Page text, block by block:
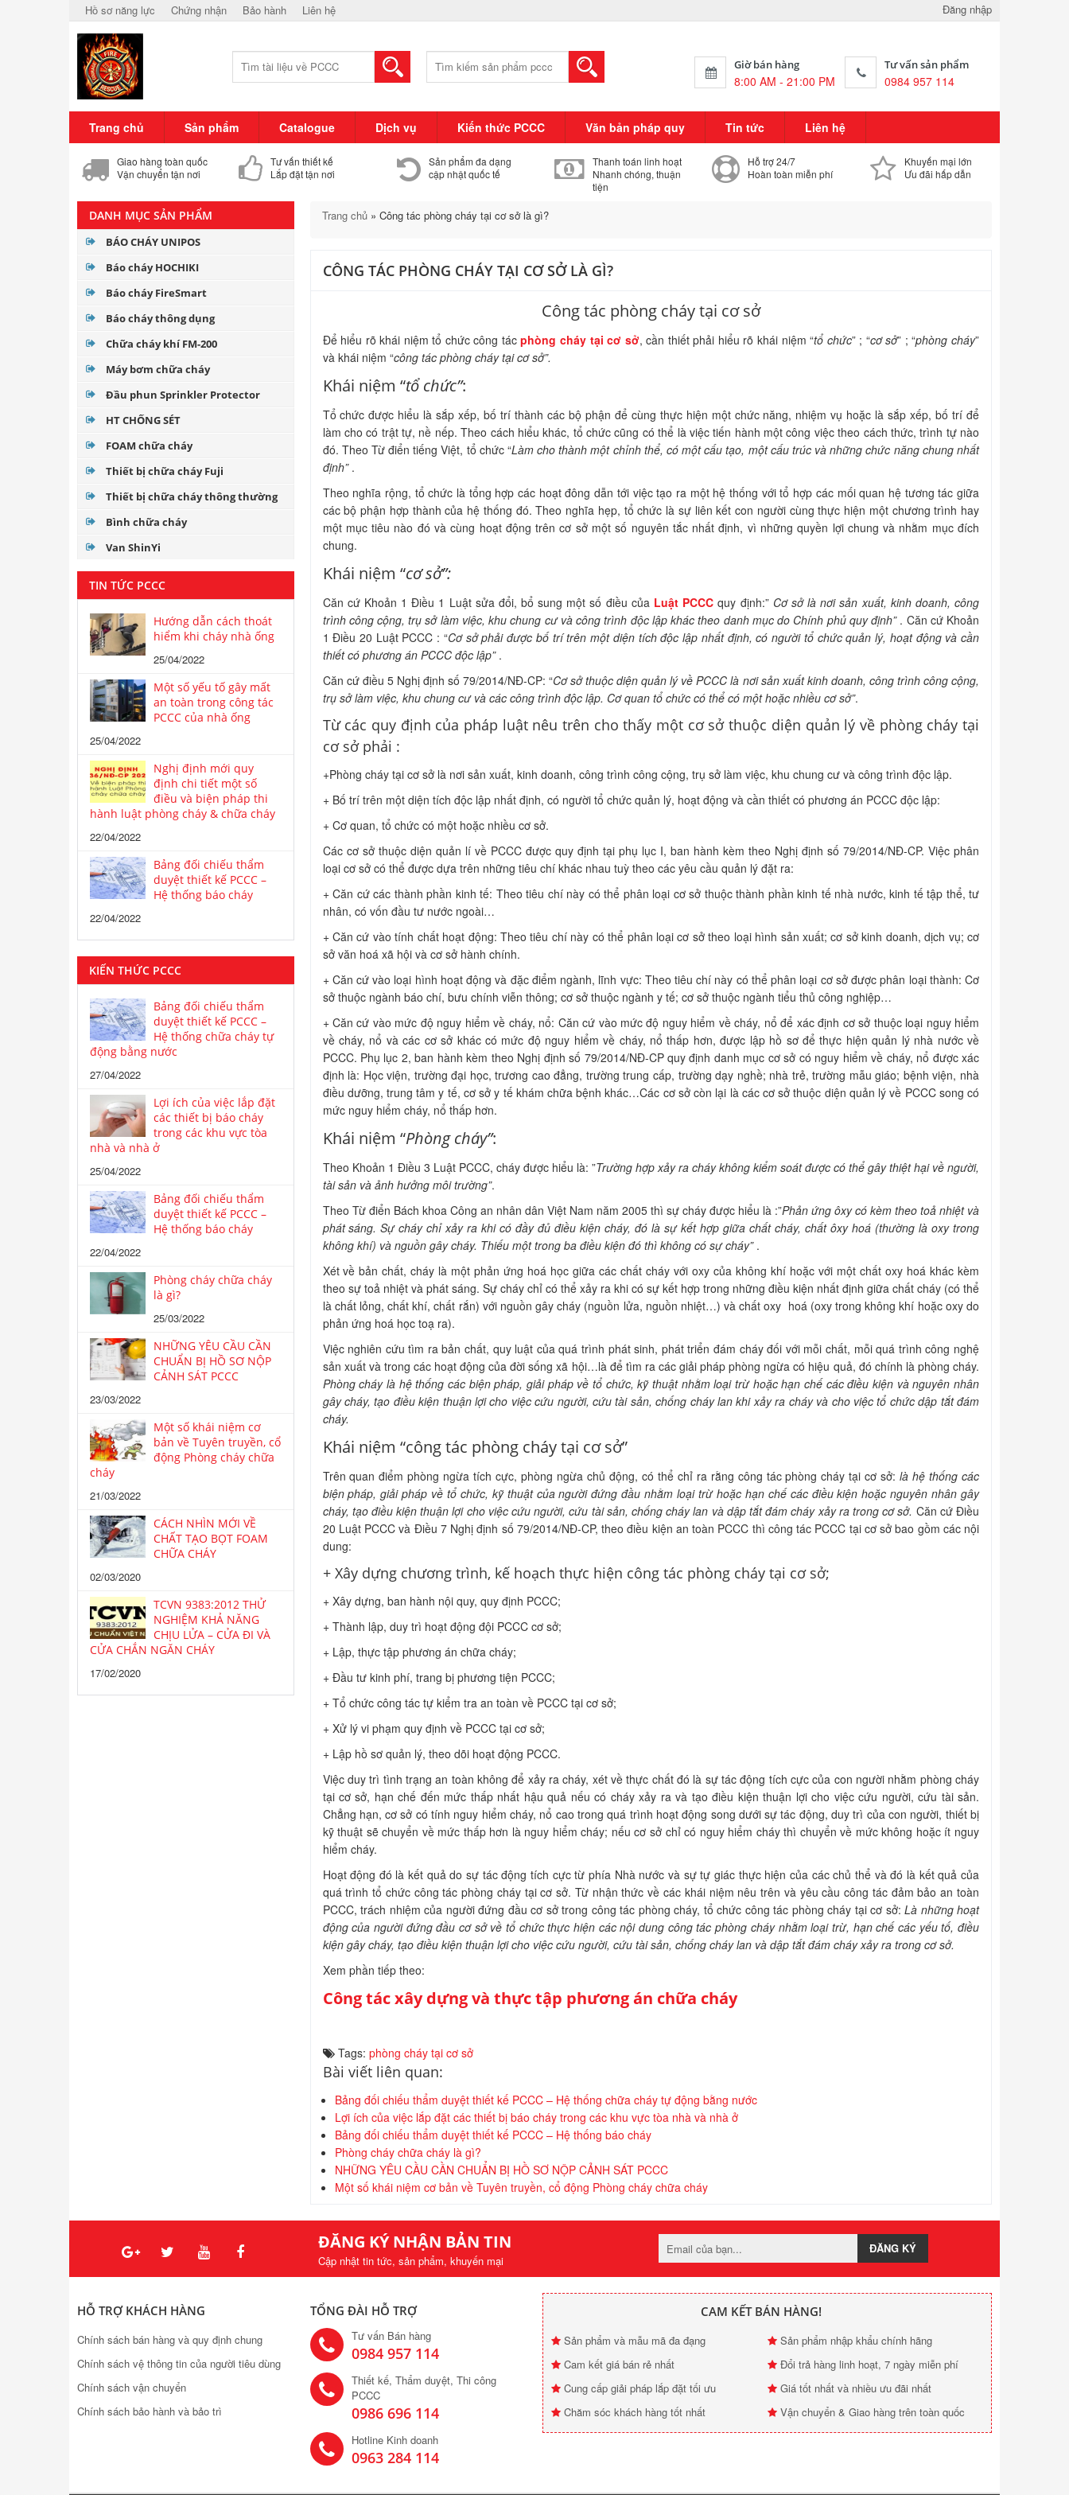
Hồ sơ năng lực Chứng nhận Bảo hành Liên hệ Đăng nhập
kiếm:
Giờ bán hàng
8:00 AM - 21:00 PM
Tư vấn sản phẩm
0984 957 114
Trang chủ Sản phẩm Catalogue Dịch vụ Kiến thức PCCC Văn bản pháp quy Tin tức Liên hệ
Giao hàng toàn quốc
Vận chuyển tận nơi
Tư vấn thiết kế
Lắp đặt tận nơi
Sản phẩm đa dạng
cập nhật quốc tế
Thanh toán linh hoạt
Nhanh chóng, thuận
tiện
Hỗ trợ 24/7
Hoàn toàn miễn phí
Khuyến mại lớn
Ưu đãi hấp dẫn
DANH MỤC SẢN PHẨM
BÁO CHÁY UNIPOS
Báo cháy HOCHIKI
Báo cháy FireSmart
Báo cháy thông dụng
Chữa cháy khí FM-200
Máy bơm chữa cháy
Đầu phun Sprinkler Protector
HT CHỐNG SÉT
FOAM chữa cháy
Thiết bị chữa cháy Fuji
Thiết bị chữa cháy thông thường
Bình chữa cháy
Van ShinYi
TIN TỨC PCCC
Hướng dẫn cách thoát
hiểm khi cháy nhà ống
25/04/2022
Một số yếu tố gây mất
an toàn trong công tác
PCCC của nhà ống
25/04/2022
Nghị định mới quy
định chi tiết một số
điều và biện pháp thi
hành luật phòng cháy & chữa cháy
22/04/2022
Bảng đối chiếu thẩm
duyệt thiết kế PCCC –
Hệ thống báo cháy
22/04/2022
KIẾN THỨC PCCC
Bảng đối chiếu thẩm
duyệt thiết kế PCCC –
Hệ thống chữa cháy tự
động bằng nước
27/04/2022
Lợi ích của việc lắp đặt
các thiết bị báo cháy
trong các khu vực tòa
nhà và nhà ở
25/04/2022
Bảng đối chiếu thẩm
duyệt thiết kế PCCC –
Hệ thống báo cháy
22/04/2022
Phòng cháy chữa cháy
là gì?
25/03/2022
NHỮNG YÊU CẦU CẦN
CHUẨN BỊ HỒ SƠ NỘP
CẢNH SÁT PCCC
23/03/2022
Một số khái niệm cơ
bản về Tuyên truyền, cổ
động Phòng cháy chữa
cháy
21/03/2022
CÁCH NHÌN MỚI VỀ
CHẤT TẠO BỌT FOAM
CHỮA CHÁY
02/03/2020
TCVN 9383:2012 THỬ
NGHIỆM KHẢ NĂNG
CHỊU LỬA – CỬA ĐI VÀ
CỬA CHẮN NGĂN CHÁY
17/02/2020
Trang chủ» Công tác phòng cháy tại cơ sở là gì?
CÔNG TÁC PHÒNG CHÁY TẠI CƠ SỞ LÀ GÌ?
Công tác phòng cháy tại cơ sở
Để hiểu rõ khái niệm tổ chức công tácphòng cháy tại cơ sở, cần thiết phải hiểu rõ khái niệm “tổ chức” ; “cơ sở” ; “phòng cháy”
và khái niệm “công tác phòng cháy tại cơ sở”.
Khái niệm “tổ chức”:
Tổ chức được hiểu là sắp xếp, bố trí thành các bộ phận để cùng thực hiện một chức năng, nhiệm vụ hoặc là sắp xếp, bố trí để
làm cho có trật tự, nề nếp. Theo cách hiểu khác, tổ chức cũng có thể là việc tiến hành một công việc theo cách thức, trình tự nào
đó. Theo Từ điển tiếng Việt, tổ chức “Làm cho thành một chỉnh thể, có một cấu tạo, một cấu trúc và những chức năng chung nhất
định” .
Theo nghĩa rộng, tổ chức là tổng hợp các hoạt đông dẫn tới việc tạo ra một hệ thống với tổ hợp các mối quan hệ tương tác giữa
các bộ phận hợp thành của hệ thống đó. Theo nghĩa hẹp, tổ chức là sự liên kết con người cùng thực hiện một chương trình hay
một mục tiêu nào đó và cùng hoạt động trên cơ sở một số nguyên tắc nhất định, vì những quyền lợi chung và nhằm mục đích
chung.
Khái niệm “cơ sở”:
Căn cứ Khoản 1 Điều 1 Luật sửa đổi, bổ sung một số điều củaLuật PCCC quy định:” Cơ sở là nơi sản xuất, kinh doanh, công
trình công cộng, trụ sở làm việc, khu chung cư và công trình độc lập khác theo danh mục do Chính phủ quy định”. Căn cứ Khoản
1 Điều 20 Luật PCCC : “Cơ sở phải được bố trí trên một diện tích độc lập nhất định, có người tổ chức quản lý, hoạt động và cần
thiết có phương án PCCC độc lập” .
Căn cứ điều 5 Nghị định số 79/2014/NĐ-CP: “Cơ sở thuộc diện quản lý về PCCC là nơi sản xuất kinh doanh, công trình công cộng,
trụ sở làm việc, khu chung cư và các công trình độc lập. Cơ quan tổ chức có thể có một hoặc nhiều cơ sở”.
Từ các quy định của pháp luật nêu trên cho thấy một cơ sở thuộc diện quản lý về phòng cháy tại
cơ sở phải :
+Phòng cháy tại cơ sở là nơi sản xuất, kinh doanh, công trình công cộng, trụ sở làm việc, khu chung cư và công trình độc lập.
+ Bố trí trên một diện tích độc lập nhất định, có người tổ chức quản lý, hoạt động và cần thiết có phương án PCCC độc lập:
+ Cơ quan, tổ chức có một hoặc nhiều cơ sở.
Các cơ sở thuộc diện quản lí về PCCC được quy định tại phụ lục I, ban hành kèm theo Nghị định số 79/2014/NĐ-CP. Việc phân
loại cơ sở có thể được dựa trên những tiêu chí khác nhau tuỳ theo các yêu cầu quản lý đặt ra:
+ Căn cứ các thành phần kinh tế: Theo tiêu chí này có thể phân loại cơ sở thuộc thành phần kinh tế nhà nước, kinh tế tập thể, tư
nhân, có vốn đầu tư nước ngoài…
+ Căn cứ vào tính chất hoạt động: Theo tiêu chí này có thể phân loại cơ sở theo loại hình sản xuất; cơ sở kinh doanh, dịch vụ; cơ
sở văn hoá xã hội và cơ sở hành chính.
+ Căn cứ vào loại hình hoạt động và đặc điểm ngành, lĩnh vực: Theo tiêu chí này có thể phân loại cơ sở được phân loại thành: Cơ
sở thuộc ngành báo chí, bưu chính viễn thông; cơ sở thuộc ngành y tế; cơ sở thuộc ngành tiểu thủ công nghiệp…
+ Căn cứ vào mức độ nguy hiểm về cháy, nổ: Căn cứ vào mức độ nguy hiểm về cháy, nổ để xác định cơ sở thuộc loại nguy hiểm
về cháy, nổ và các cơ sở khác có mức độ nguy hiểm về cháy, nổ thấp hơn, được lập hồ sơ để thực hiện quản lý nhà nước về
PCCC. Phụ lục 2, ban hành kèm theo Nghị định số 79/2014/NĐ-CP quy định danh mục cơ sở có nguy hiểm về cháy, nổ được xác
định là: Học viện, trường đại học, trương cao đẳng, trường trung cấp, trường dạy nghề; nhà trẻ, trường mẫu giáo; bệnh viện, nhà
điều dưỡng, trung tâm y tế, cơ sở y tế khám chữa bệnh khác…Các cơ sở còn lại là các cơ sở thuộc diện quản lý về PCCC song có
mức nguy hiểm cháy, nổ thấp hơn.
Khái niệm “Phòng cháy”:
Theo Khoản 1 Điều 3 Luật PCCC, cháy được hiểu là: ”Trường hợp xảy ra cháy không kiểm soát được có thể gây thiệt hại về người,
tài sản và ảnh hưởng môi trường”.
Theo Từ điển Bách khoa Công an nhân dân Việt Nam năm 2005 thì sự cháy được hiểu là :”Phản ứng ôxy có kèm theo toả nhiệt và
phát sáng. Sự cháy chỉ xảy ra khi có đầy đủ điều kiện cháy, đó là sự kết hợp giữa chất cháy, chất ôxy hoá (thường là oxy trong
không khí) và nguồn gây cháy. Thiếu một trong ba điều kiện đó thì không có sự cháy” .
Xét về bản chất, cháy là một phản ứng hoá học giữa các chất cháy với oxy của không khí hoặc với một chất oxy hoá khác kèm
theo sự toả nhiệt và phát sáng. Sự cháy chỉ có thể xảy ra khi có sự kết hợp trong những điều kiện nhất định giữa chất cháy (có thể
là chất lỏng, chất khí, chất rắn) với nguồn gây cháy (nguồn lửa, nguồn nhiệt…) và chất oxy hoá (oxy trong không khí hoặc oxy do
phản ứng hoá học toạ ra).
Việc nghiên cứu tìm ra bản chất, quy luật của quá trình phát sinh, phát triển đám cháy đối với mỗi chất, mỗi quá trình công nghệ
sản xuất và trong các hoạt động của đời sống xã hội…là để tìm ra các giải pháp phòng ngừa có hiệu quả, đó chính là phòng cháy.
Phòng cháy là hệ thống các biện pháp, giải pháp về tổ chức, kỹ thuật nhằm loại trừ hoặc hạn chế các điều kiện và nguyên nhân
gây cháy, tạo điều kiện thuận lợi cho việc cứu người, cứu tài sản, chống cháy lan khi xảy ra cháy và cho việc tổ chức dập tắt đám
cháy.
Khái niệm “công tác phòng cháy tại cơ sở”
Trên quan điểm phòng ngừa tích cực, phòng ngừa chủ động, có thể chỉ ra rằng công tác phòng cháy tại cơ sở:là hệ thống các
biện pháp, giải pháp về tổ chức, kỹ thuật của người đứng đầu nhằm loại trừ hoặc hạn chế các điều kiện hoặc nguyên nhân gây
cháy, tạo điều kiện thuận lợi cho việc cứu người, cứu tài sản, chống cháy lan và dập tắt đám cháy xảy ra trong cơ sở. Căn cứ Điều
20 Luật PCCC và Điều 7 Nghị định số 79/2014/NĐ-CP, theo điều kiện an toàn PCCC thì công tác PCCC tại cơ sở bao gồm các nội
dung:
+ Xây dựng chương trình, kế hoạch thực hiện công tác phòng cháy tại cơ sở;
+ Xây dựng, ban hành nội quy, quy định PCCC;
+ Thành lập, duy trì hoạt động đội PCCC cơ sở;
+ Lập, thực tập phương án chữa cháy;
+ Đầu tư kinh phí, trang bị phương tiện PCCC;
+ Tổ chức công tác tự kiểm tra an toàn về PCCC tại cơ sở;
+ Xử lý vi phạm quy định về PCCC tại cơ sở;
+ Lập hồ sơ quản lý, theo dõi hoạt động PCCC.
Việc duy trì tình trạng an toàn không để xảy ra cháy, xét về thực chất đó là sự tác động tích cực của con người nhằm phòng cháy
tại cơ sở, hạn chế đến mức thấp nhất hậu quả nếu có cháy xảy ra và tạo điều kiện thuận lợi cho việc cứu người, cứu tài sản.
Chẳng hạn, cơ sở có tính nguy hiểm cháy, nổ cao trong quá trình hoạt động song dưới sự tác động, duy trì của con người, thiết bị
kỹ thuật sẽ chuyển về mức thấp hơn là nguy hiểm cháy; nếu cơ sở chỉ có nguy hiểm cháy thì chuyển về mức không hoặc ít nguy
hiểm cháy.
Hoạt động đó là kết quả do sự tác động tích cực từ phía Nhà nước và sự tự giác thực hiện của các chủ thể và đó là kết quả của
quá trình tổ chức công tác phòng cháy tại cơ sở. Từ nhận thức về các khái niệm nêu trên và yêu cầu công tác đảm bảo an toàn
PCCC, trách nhiệm của người đứng đầu cơ sở trong công tác phòng cháy, tổ chức công tác phòng cháy tại cơ sở: Là những hoạt
động của người đứng đầu cơ sở về tổ chức thực hiện các nội dung công tác phòng cháy nhằm loại trừ, hạn chế các yếu tố, điều
kiện gây cháy, tạo điều kiện thuận lợi cho việc cứu người, cứu tài sản, chống cháy lan và dập tắt đám cháy xảy ra trong cơ sở.
Xem phần tiếp theo:
Công tác xây dựng và thực tập phương án chữa cháy
Tags: phòng cháy tại cơ sở
Bài viết liên quan:
Bảng đối chiếu thẩm duyệt thiết kế PCCC – Hệ thống chữa cháy tự động bằng nước
Lợi ích của việc lắp đặt các thiết bị báo cháy trong các khu vực tòa nhà và nhà ở
Bảng đối chiếu thẩm duyệt thiết kế PCCC – Hệ thống báo cháy
Phòng cháy chữa cháy là gì?
NHỮNG YÊU CẦU CẦN CHUẨN BỊ HỒ SƠ NỘP CẢNH SÁT PCCC
Một số khái niệm cơ bản về Tuyên truyền, cổ động Phòng cháy chữa cháy
ĐĂNG KÝ NHẬN BẢN TIN
Cập nhật tin tức, sản phẩm, khuyến mại
ĐĂNG KÝ
HỖ TRỢ KHÁCH HÀNG
Chính sách bán hàng và quy định chung
Chính sách vệ thông tin của người tiêu dùng
Chính sách vận chuyển
Chính sách bảo hành và bảo trì
TỔNG ĐÀI HỖ TRỢ
Tư vấn Bán hàng
0984 957 114
Thiết kế, Thẩm duyệt, Thi công
PCCC
0986 696 114
Hotline Kinh doanh
0963 284 114
CAM KẾT BÁN HÀNG!
Sản phẩm và mẫu mã đa đạng
Sản phẩm nhập khẩu chính hãng
Cam kết giá bán rẻ nhất
Đổi trả hàng linh hoạt, 7 ngày miễn phí
Cung cấp giải pháp lắp đặt tối ưu
Giá tốt nhất và nhiều ưu đãi nhất
Chăm sóc khách hàng tốt nhất
Vận chuyển & Giao hàng trên toàn quốc